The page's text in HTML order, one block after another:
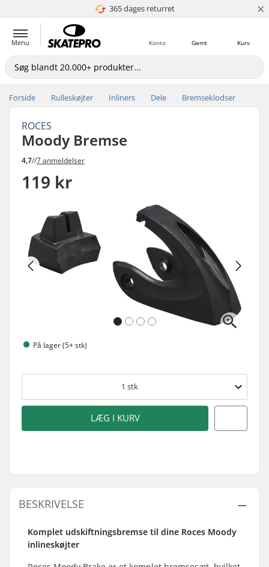
365 dages returret
4.8 ud af 5 ×
Menu Kurv
Gemt
Konto
Forside Rulleskøjter Inliners Dele Bremseklodser
ROCES
Moody Bremse
4,7//7 anmeldelser
119 kr
På lager (5+ stk)
1 stk
LÆG I KURV
BESKRIVELSE
Komplet udskiftningsbremse til dine Roces Moody
inlineskøjter